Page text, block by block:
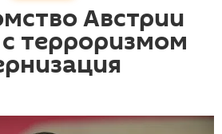
Австрии
терроризмом